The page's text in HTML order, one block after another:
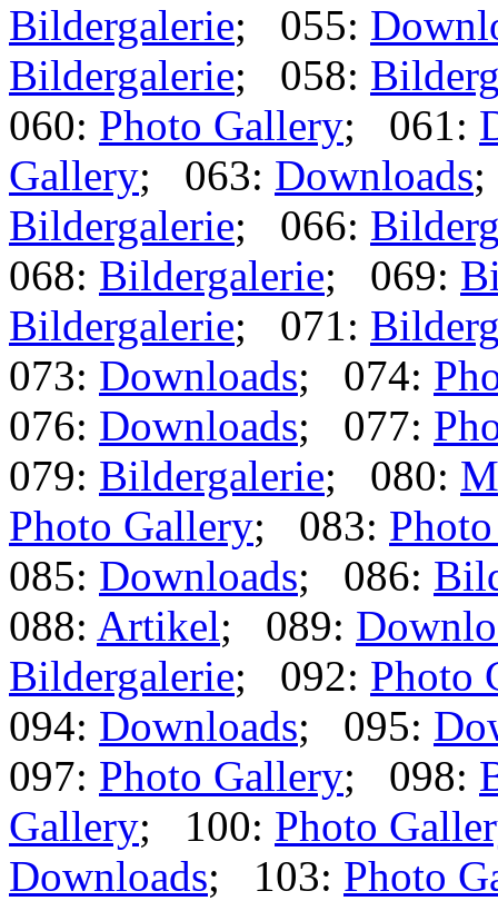
Bildergalerie; 055:
Bildergalerie; 058:
060: Photo Gallery; 061:
Gallery; 063: Downloads
Bildergalerie; 066:
068: Bildergalerie; 069:
Bildergalerie; 071:
073: Downloads; 074:
076: Downloads; 077:
079: Bildergalerie; 080:
Photo Gallery; 083:
085: Downloads; 086:
088: Artikel; 089:
Bildergalerie; 092: Photo
094: Downloads; 095:
097: Photo Gallery; 098:
Gallery; 100: Photo
Downloads; 103: Photo